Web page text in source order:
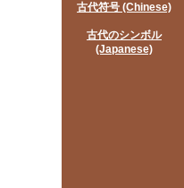
古代符号 (Chinese)
古代のシンボル
(Japanese)